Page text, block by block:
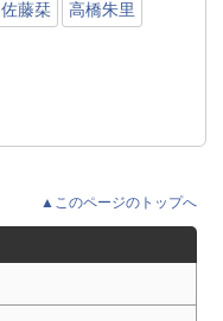
佐藤栞 高橋朱里
▲このページのトップへ